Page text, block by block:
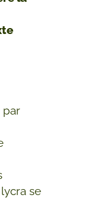
par
se